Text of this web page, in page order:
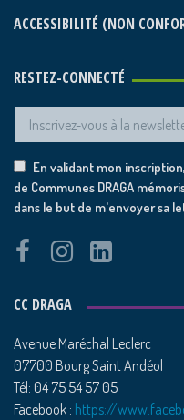
ACCESSIBILITÉ (NON
RESTEZ-CONNECTÉ
En validant mon
de Communes DRAGA
dans le but de m'envoyer sa
CC DRAGA
Avenue Maréchal Leclerc
07700 Bourg Saint Andéol
Tél: 04 75 54 57 05
Facebook : https://